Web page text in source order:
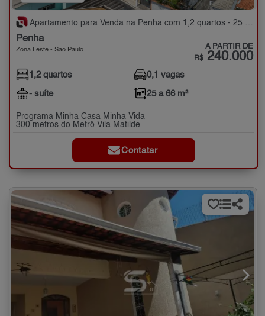
Apartamento para Venda na Penha com 1,2 quartos - 25 a 66 m²
Penha
Zona Leste - São Paulo A PARTIR DE
R$ 240.000
1,2 quartos
- suíte
0,1 vagas
25 a 66 m²
Programa Minha Casa Minha Vida
300 metros do Metrô Vila Matilde
Contatar